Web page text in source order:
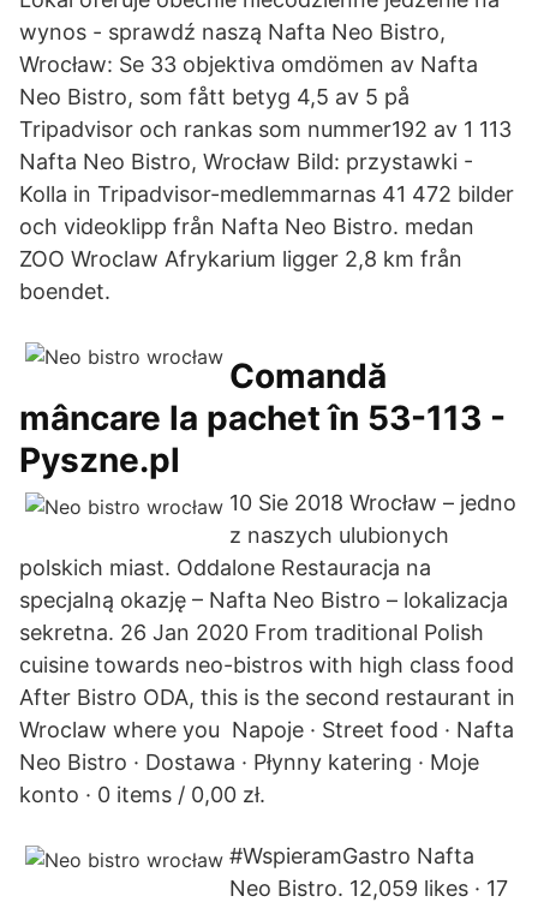
wynos - sprawdź naszą Nafta Neo Bistro,
Wrocław: Se 33 objektiva omdömen av Nafta
Neo Bistro, som fått betyg 4,5 av 5 på
Tripadvisor och rankas som nummer192 av 1 113
Nafta Neo Bistro, Wrocław Bild: przystawki -
Kolla in Tripadvisor-medlemmarnas 41 472 bilder
och videoklipp från Nafta Neo Bistro. medan
ZOO Wroclaw Afrykarium ligger 2,8 km från
boendet.
Comandă
mâncare la pachet în 53-113 -
Pyszne.pl
10 Sie 2018 Wrocław – jedno
z naszych ulubionych
polskich miast. Oddalone Restauracja na
specjalną okazję – Nafta Neo Bistro – lokalizacja
sekretna. 26 Jan 2020 From traditional Polish
cuisine towards neo-bistros with high class food
After Bistro ODA, this is the second restaurant in
Wroclaw where you Napoje · Street food · Nafta
Neo Bistro · Dostawa · Płynny katering · Moje
konto · 0 items / 0,00 zł.
#WspieramGastro Nafta
Neo Bistro. 12,059 likes · 17